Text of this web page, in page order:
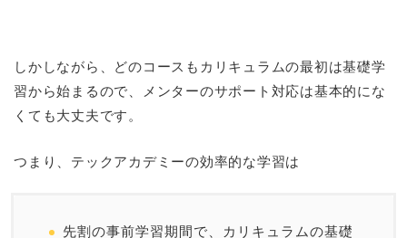
しかしながら、どのコースもカリキュラムの最初は基礎学
習から始まるので、メンターのサポート対応は基本的にな
くても大丈夫です。
つまり、テックアカデミーの効率的な学習は
先割の事前学習期間で、カリキュラムの基礎